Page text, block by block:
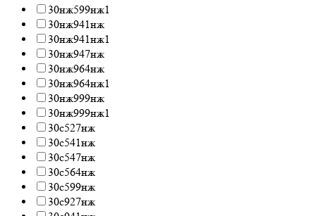
30нж599нж1
30нж941нж
30нж941нж1
30нж947нж
30нж964нж
30нж964нж1
30нж999нж
30нж999нж1
30с527нж
30с541нж
30с547нж
30с564нж
30с599нж
30с927нж